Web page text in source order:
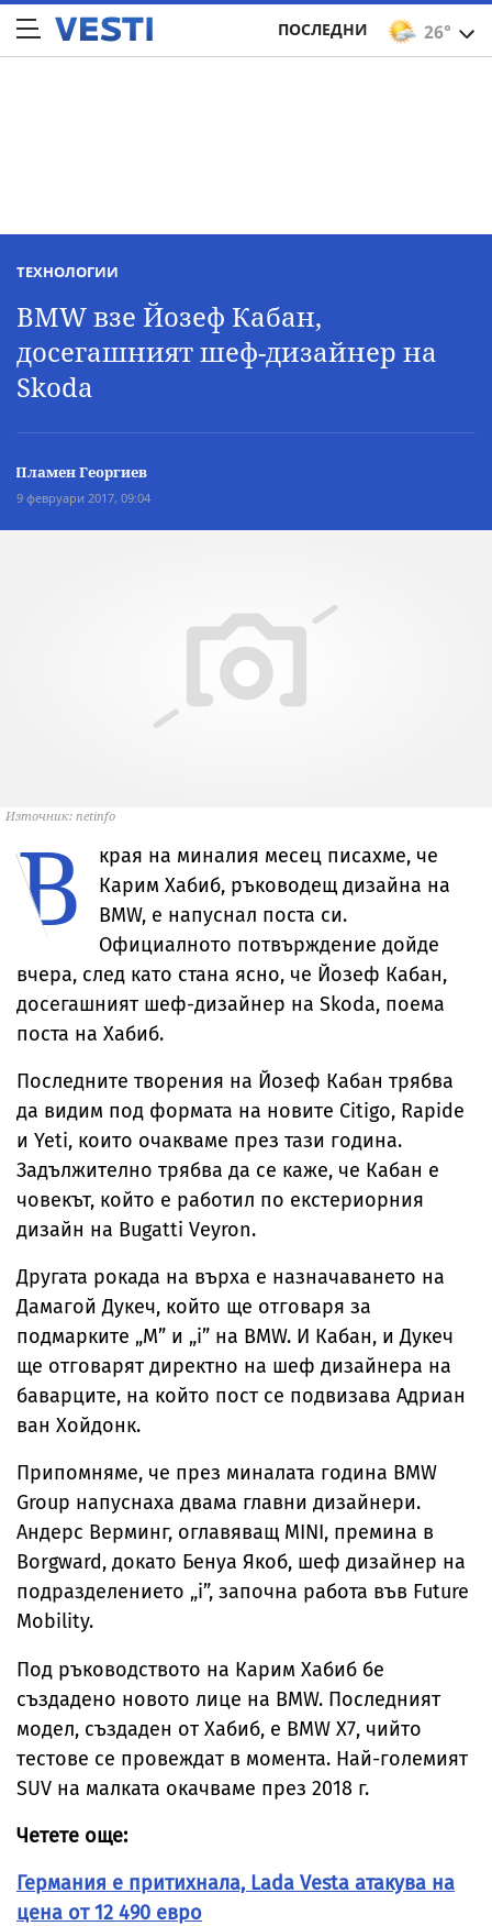
26°
ПОСЛЕДНИ
ТЕХНОЛОГИИ
BMW взе Йозеф Кабан,
досегашният шеф-дизайнер на
Skoda
Пламен Георгиев
9 февруари 2017, 09:04
Източник: netinfo
В
края на миналия месец писахме, че
Карим Хабиб, ръководещ дизайна на
BMW, е напуснал поста си.
Официалното потвърждение дойде
вчера, след като стана ясно, че Йозеф Кабан,
досегашният шеф-дизайнер на Skoda, поема
поста на Хабиб.
Последните творения на Йозеф Кабан трябва
да видим под формата на новите Citigo, Rapide
и Yeti, които очакваме през тази година.
Задължително трябва да се каже, че Кабан е
човекът, който е работил по екстериорния
дизайн на Bugatti Veyron.
Другата рокада на върха е назначаването на
Дамагой Дукеч, който ще отговаря за
подмарките „М” и „i” на BMW. И Кабан, и Дукеч
ще отговарят директно на шеф дизайнера на
баварците, на който пост се подвизава Адриан
ван Хойдонк.
Припомняме, че през миналата година BMW
Group напуснаха двама главни дизайнери.
Андерс Верминг, оглавяващ MINI, премина в
Borgward, докато Бенуа Якоб, шеф дизайнер на
подразделението „i”, започна работа във Future
Mobility.
Под ръководството на Карим Хабиб бе
създадено новото лице на BMW. Последният
модел, създаден от Хабиб, е BMW X7, чийто
тестове се провеждат в момента. Най-големият
SUV на малката окачваме през 2018 г.
Четете още:
Германия е притихнала, Lada Vesta атакува на
цена от 12 490 евро